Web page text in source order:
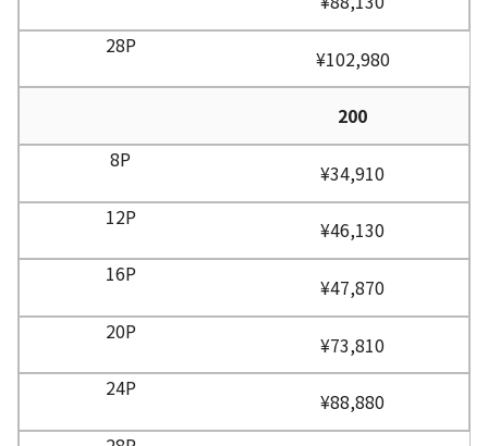
¥102,980
200
¥34,910
¥46,130
¥47,870
¥73,810
¥88,880